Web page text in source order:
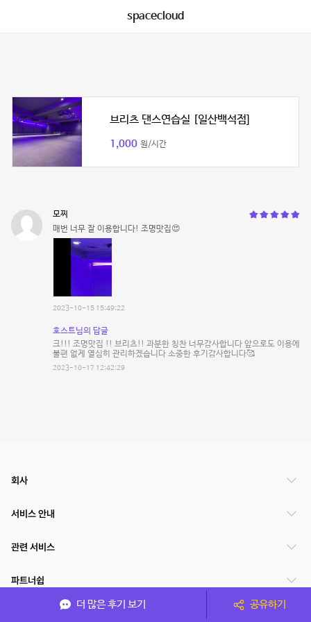
spacecloud
브리츠 댄스연습실 [일산백석점]
1,000 원/시간
모찌
매번 너무 잘 이용합니다! 조명맛집😍
2023-10-15 15:49:22
호스트님의 답글
크!!! 조명맛집 !! 브리츠!! 과분한 칭찬 너무감사합니다 앞으로도 이용에
불편 없게 열심히 관리하겠습니다 소중한 후기감사합니다🥰
2023-10-17 12:42:29
더 많은 후기 보기 공유하기
회사
서비스 안내
관련 서비스
파트너쉽
서비스 제공 국가